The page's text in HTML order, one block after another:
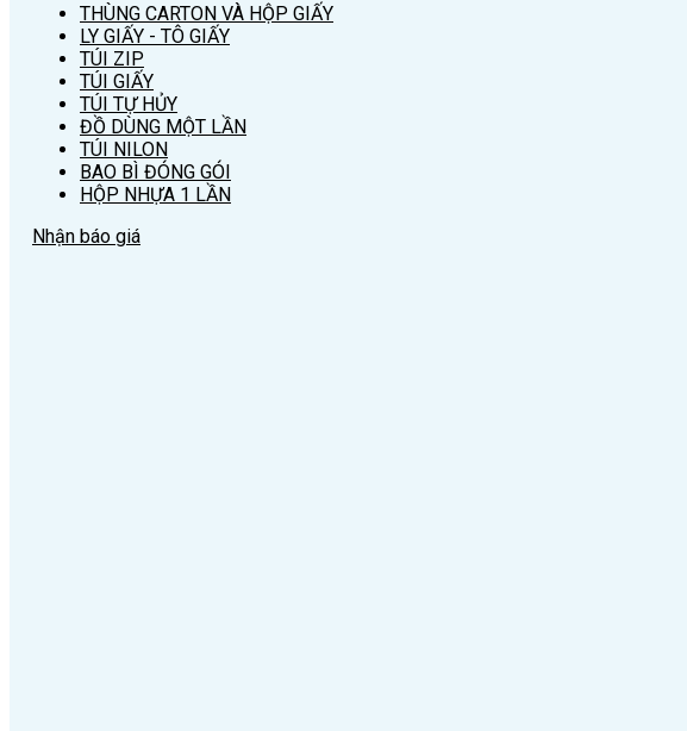
THÙNG CARTON VÀ HỘP GIẤY
LY GIẤY - TÔ GIẤY
TÚI ZIP
TÚI GIẤY
TÚI TỰ HỦY
ĐỒ DÙNG MỘT LẦN
TÚI NILON
BAO BÌ ĐÓNG GÓI
HỘP NHỰA 1 LẦN
Nhận báo giá